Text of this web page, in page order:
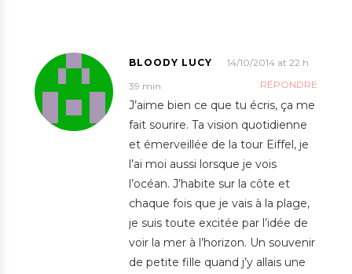
BLOODY LUCY
14/10/2014 at 22 h
39 min
RÉPONDRE
J’aime bien ce que tu écris, ça me
fait sourire. Ta vision quotidienne
et émerveillée de la tour Eiffel, je
l’ai moi aussi lorsque je vois
l’océan. J’habite sur la côte et
chaque fois que je vais à la plage,
je suis toute excitée par l’idée de
voir la mer à l’horizon. Un souvenir
de petite fille quand j’y allais une